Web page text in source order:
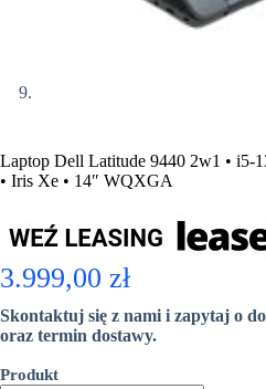
Laptop Dell Latitude 9440 2w1 • i5-
• Iris Xe • 14″ WQXGA
3.999,00 zł
Skontaktuj się z nami i zapytaj o
oraz termin dostawy.
Produkt